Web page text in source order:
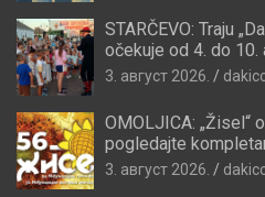
STARČEVO: Traju
očekuje od 4. do 10.
3. август 2026.
OMOLJICA: „Žisel“
pogledajte
3. август 2026.